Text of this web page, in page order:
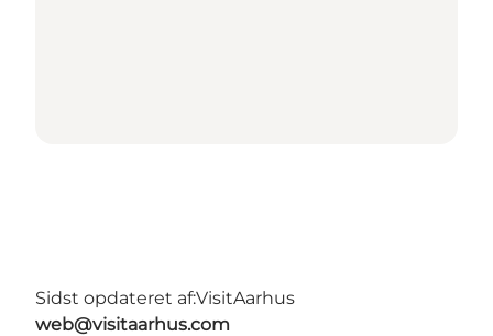
Sidst opdateret af:VisitAarhus
web@visitaarhus.com